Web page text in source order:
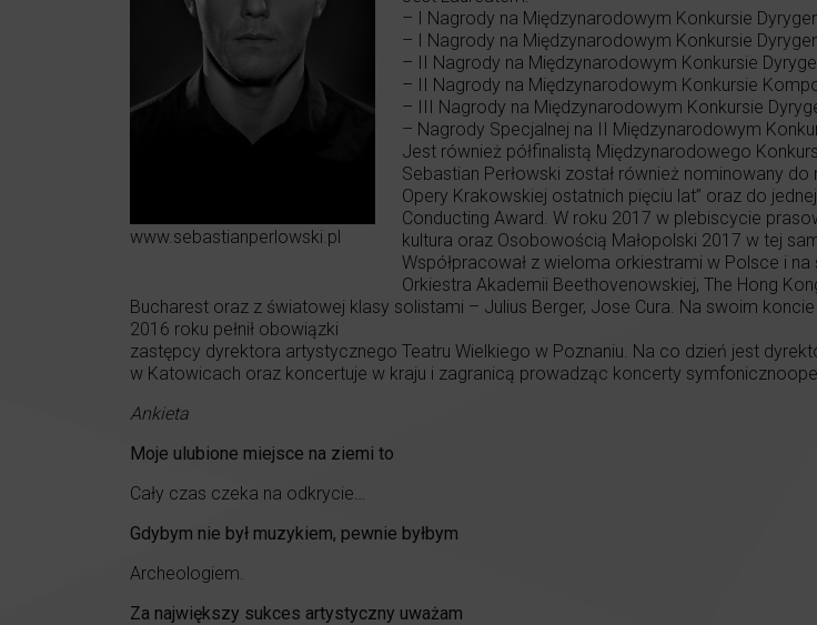
www.sebastianperlowski.pl
– I Nagrody na Międzynarodowym Konkursie
– I Nagrody na Międzynarodowym Konkursie
– II Nagrody na Międzynarodowym Konkursie
– II Nagrody na Międzynarodowym Konkursie
– III Nagrody na Międzynarodowym Konkursie
– Nagrody Specjalnej na II Międzynarodowym
Jest również półfinalistą Międzynarodowego
Sebastian Perłowski został również nominowany
Opery Krakowskiej ostatnich pięciu lat” oraz do
Conducting Award. W roku 2017 w plebiscycie
kultura oraz Osobowością Małopolski 2017 w tej
Współpracował z wieloma orkiestrami w Polsce i
Orkiestra Akademii Beethovenowskiej, The Hong
Bucharest oraz z światowej klasy solistami – Julius Berger, Jose Cura. Na swoim
2016 roku pełnił obowiązki
zastępcy dyrektora artystycznego Teatru Wielkiego w Poznaniu. Na co dzień jest
w Katowicach oraz koncertuje w kraju i zagranicą prowadząc koncerty
Ankieta
Moje ulubione miejsce na ziemi to
Cały czas czeka na odkrycie…
Gdybym nie był muzykiem, pewnie byłbym
Archeologiem.
Za największy sukces artystyczny uważam